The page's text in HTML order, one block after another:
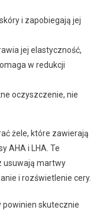
i zapobiegają jej
jej elastyczność,
w redukcji
oczyszczenie, nie
żele, które zawierają
AHA i LHA. Te
usuwają martwy
i rozświetlenie cery.
powinien skutecznie